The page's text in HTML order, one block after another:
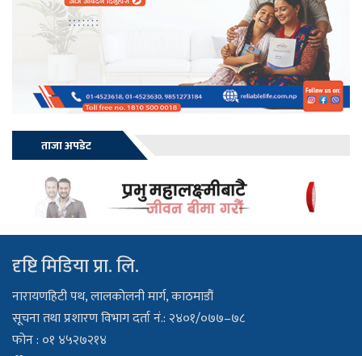
ताजा अपडेट
दृष्टि मिडिया प्रा. लि.
नारायणहिटी पथ, लालकोलनी मार्ग, काठमाडौं
सूचना तथा प्रशारण विभाग दर्ता नं.: २४०१/०७७–७८
फोन : ०१ ४५२७२१४